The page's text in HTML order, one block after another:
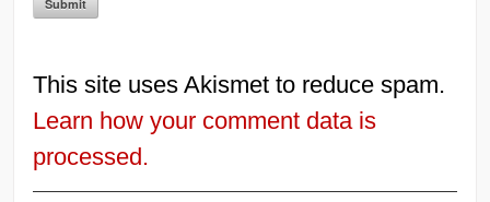
This site uses Akismet to reduce spam.
Learn how your comment data is
processed.